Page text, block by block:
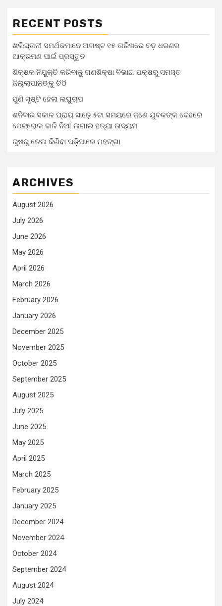
RECENT POSTS
ଖଲିସ୍ତାନୀ ସମର୍ଥକମାନେ ଅଗଷ୍ଟ ୧୫ ତାରିଖରେ ବଡ଼ ଧରଣର
ଆକ୍ରମଣ ପାଇଁ ପ୍ରସ୍ତୁତ
ଶିକ୍ଷକ ନିଯୁକ୍ତି କରିବାକୁ ଗଣଶିକ୍ଷା ବିଭାଗ ପକ୍ଷରୁ ସମସ୍ତ
ଜିଲ୍ଲାପାଳଙ୍କୁ ଚିଠି
ପୁଣି ସୃଷ୍ଟି ହେଲା ଲଘୁଚାପ
ଶନିବାର ସକାଳ ପ୍ରାୟ ସାଢ଼େ ୫ଟା ସମୟରେ ଜଣେ ଯୁବକଙ୍କ ଦେହରେ
ପେଟ୍ରୋଲ ଢାଳି ନିଆଁ ଲଗାଇ ହତ୍ୟା ଉଦ୍ୟମ
ରୁଷରୁ ତେଲ କିଣିବା ପଡ଼ିପାରେ ମହଙ୍ଗା
ARCHIVES
August 2026
July 2026
June 2026
May 2026
April 2026
March 2026
February 2026
January 2026
December 2025
November 2025
October 2025
September 2025
August 2025
July 2025
June 2025
May 2025
April 2025
March 2025
February 2025
January 2025
December 2024
November 2024
October 2024
September 2024
August 2024
July 2024